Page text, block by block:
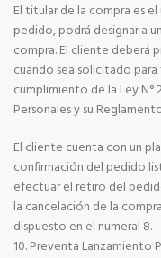
El titular de la compra es
pedido, podrá designar a
compra. El cliente deberá
cuando sea solicitado
cumplimiento de la Ley
Personales y su
El cliente cuenta con un
confirmación del pedido
efectuar el retiro del
la cancelación de la
dispuesto en el numeral 8.
10. Preventa Lanzamiento